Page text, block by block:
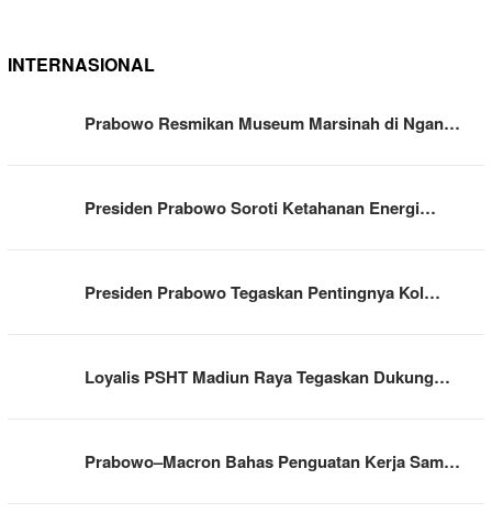
INTERNASIONAL
Prabowo Resmikan Museum Marsinah di Ngan…
Presiden Prabowo Soroti Ketahanan Energi…
Presiden Prabowo Tegaskan Pentingnya Kol…
Loyalis PSHT Madiun Raya Tegaskan Dukung…
Prabowo–Macron Bahas Penguatan Kerja Sam…